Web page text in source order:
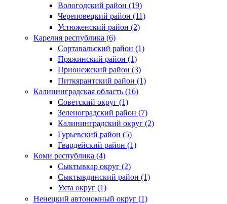
Вологодский район (19)
Череповецкий район (11)
Устюженский район (2)
Карелия республика (6)
Сортавальский район (1)
Пряжинский район (1)
Прионежский район (3)
Питкярантский район (1)
Калининградская область (16)
Советский округ (1)
Зеленоградский район (7)
Калининградский округ (2)
Гурьевский район (5)
Гвардейский район (1)
Коми республика (4)
Сыктывкар округ (2)
Сыктывдинский район (1)
Ухта округ (1)
Ненецкий автономный округ (1)